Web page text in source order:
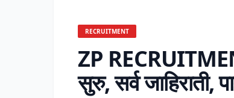
RECRUITMENT
ZP
सुरु, सर्व जाहिराती,